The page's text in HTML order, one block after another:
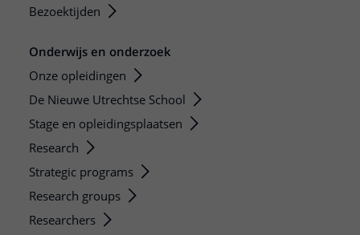
Bezoektijden
Onderwijs en onderzoek
Onze opleidingen
De Nieuwe Utrechtse School
Stage en opleidingsplaatsen
Research
Strategic programs
Research groups
Researchers